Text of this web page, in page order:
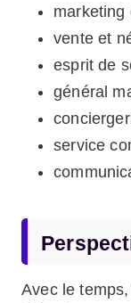
marketing
vente et
esprit de
général
service
Avec le